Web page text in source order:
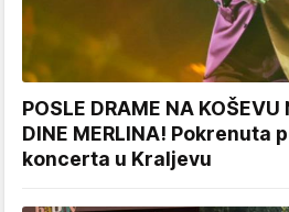
POSLE DRAME NA KOŠEVU
DINE MERLINA! Pokrenuta
koncerta u Kraljevu